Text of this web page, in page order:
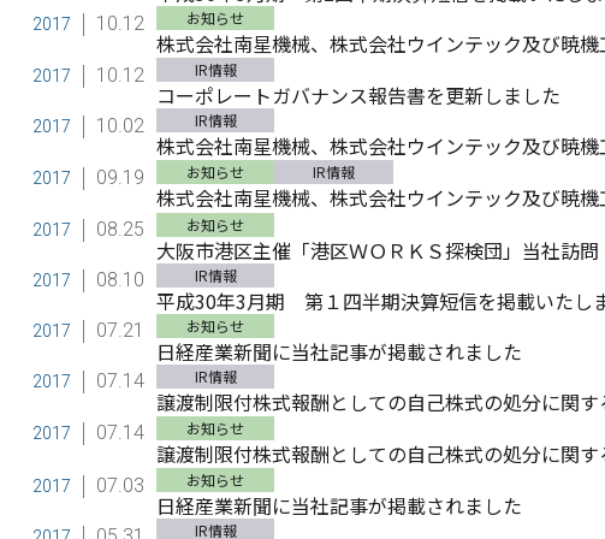
2017 10.12 お知らせ
株式会社南星機械、株式会社ウインテック及び暁
2017 10.12 IR情報
コーポレートガバナンス報告書を更新しました
2017 10.02 IR情報
株式会社南星機械、株式会社ウインテック及び暁
2017 09.19 お知らせ IR情報
株式会社南星機械、株式会社ウインテック及び暁
2017 08.25 お知らせ
大阪市港区主催「港区ＷＯＲＫＳ探検団」当社訪問
2017 08.10 IR情報
平成30年3月期 第１四半期決算短信を掲載いたし
2017 07.21 お知らせ
日経産業新聞に当社記事が掲載されました
2017 07.14 IR情報
譲渡制限付株式報酬としての自己株式の処分に関す
2017 07.14 お知らせ
譲渡制限付株式報酬としての自己株式の処分に関す
2017 07.03 お知らせ
日経産業新聞に当社記事が掲載されました
IR情報